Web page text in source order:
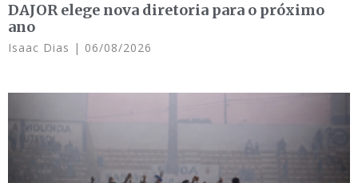
DAJOR elege nova diretoria para o próximo
ano
Isaac Dias 06/08/2026